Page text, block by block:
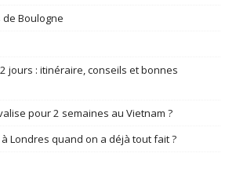
Boulogne
jours : itinéraire, conseils et bonnes
pour 2 semaines au Vietnam ?
Londres quand on a déjà tout fait ?